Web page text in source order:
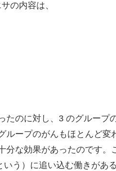
の内容は、
たのに対し、3 のグループ
ープのがんもほとんど変
分な効果があったのです。
う）に追い込む働きがある